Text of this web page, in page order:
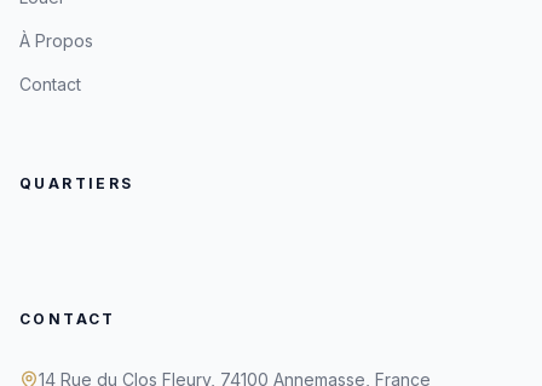
À Propos
Contact
QUARTIERS
CONTACT
14 Rue du Clos Fleury, 74100 Annemasse, France